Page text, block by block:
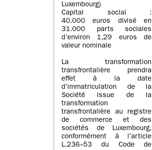
Luxembourg)
Capital social :
40.000 euros divisé en
31.000 parts sociales
d’environ 1,29 euros de
valeur nominale
La transformation
transfrontalière prendra
effet à la date
d’immatriculation de la
Société issue de la
transformation
transfrontalière au registre
de commerce et des
sociétés de Luxembourg,
conformément à l’article
L.236–53 du Code de